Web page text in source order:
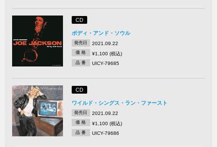
CD
ボディ・アンド・ソウル
発売日 2021.09.22
価 格 ¥1,100 (税込)
品 番 UICY-79685
CD
ワイルド・シングス・ラン・ファースト
発売日 2021.09.22
価 格 ¥1,100 (税込)
品 番 UICY-79686